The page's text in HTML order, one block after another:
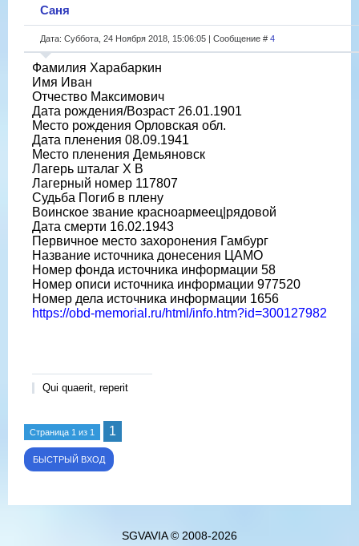
Саня
Дата: Суббота, 24 Ноября 2018, 15:06:05 | Сообщение # 4
Фамилия Харабаркин
Имя Иван
Отчество Максимович
Дата рождения/Возраст 26.01.1901
Место рождения Орловская обл.
Дата пленения 08.09.1941
Место пленения Демьяновск
Лагерь шталаг X B
Лагерный номер 117807
Судьба Погиб в плену
Воинское звание красноармеец|рядовой
Дата смерти 16.02.1943
Первичное место захоронения Гамбург
Название источника донесения ЦАМО
Номер фонда источника информации 58
Номер описи источника информации 977520
Номер дела источника информации 1656
https://obd-memorial.ru/html/info.htm?id=300127982
Qui quaerit, reperit
Страница 1 из 1 1
SGVAVIA © 2008-2026